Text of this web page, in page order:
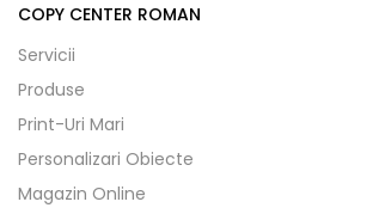
COPY CENTER ROMAN
Servicii
Produse
Print-Uri Mari
Personalizari Obiecte
Magazin Online